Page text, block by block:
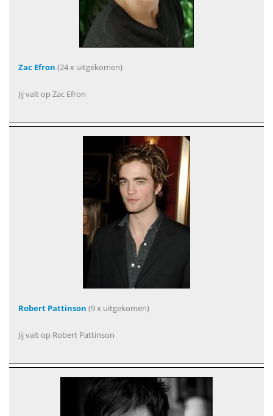
Zac Efron (24 x uitgekomen)
Jij valt op Zac Efron
Robert Pattinson (9 x uitgekomen)
Jij valt op Robert Pattinson